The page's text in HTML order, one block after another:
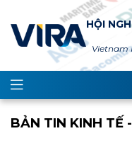
HỘI
Vietnam
BẢN TIN KINH TẾ